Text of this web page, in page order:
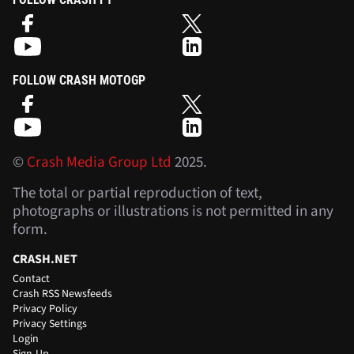
FOLLOW CRASH MOTOGP
©Crash Media Group Ltd 2025.
The total or partial reproduction of text,
photographs or illustrations is not permitted in any
form.
CRASH.NET
Contact
Crash RSS Newsfeeds
Privacy Policy
Privacy Settings
Login